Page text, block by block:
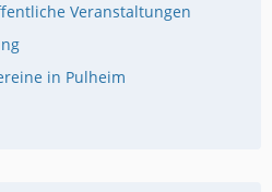
Veranstaltungen
in Pulheim